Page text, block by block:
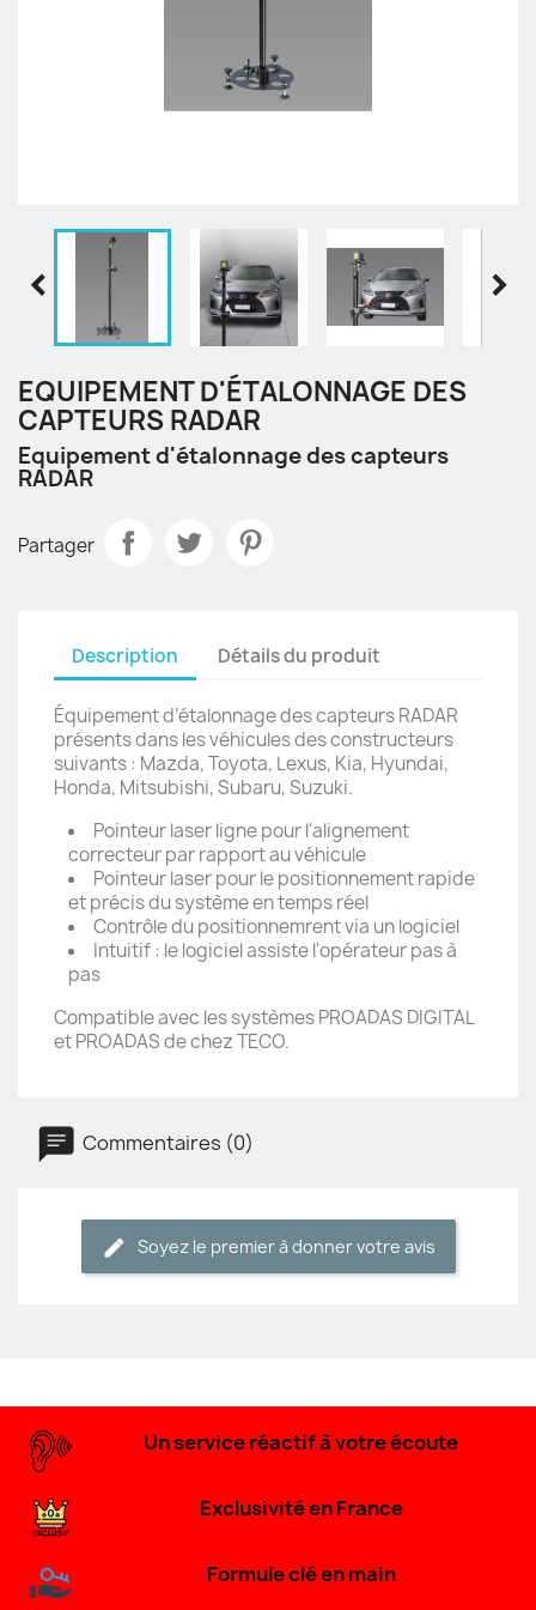
 
EQUIPEMENT D'ÉTALONNAGE DES
CAPTEURS RADAR
Equipement d'étalonnage des capteurs
RADAR
Partager
Description Détails du produit
Équipement d’étalonnage des capteurs RADAR
présents dans les véhicules des constructeurs
suivants : Mazda, Toyota, Lexus, Kia, Hyundai,
Honda, Mitsubishi, Subaru, Suzuki.
Pointeur laser ligne pour l'alignement
correcteur par rapport au véhicule
Pointeur laser pour le positionnement rapide
et précis du système en temps réel
Contrôle du positionnemrent via un logiciel
Intuitif : le logiciel assiste l'opérateur pas à
pas
Compatible avec les systèmes PROADAS DIGITAL
et PROADAS de chez TECO.
Commentaires (0)
Soyez le premier à donner votre avis
Un service réactif à votre écoute
Exclusivité en France
Formule clé en main